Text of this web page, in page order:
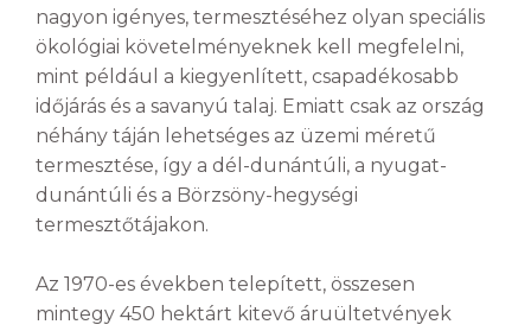
nagyon igényes, termesztéséhez olyan speciális
ökológiai követelményeknek kell megfelelni,
mint például a kiegyenlített, csapadékosabb
időjárás és a savanyú talaj. Emiatt csak az ország
néhány táján lehetséges az üzemi méretű
termesztése, így a dél-dunántúli, a nyugat-
dunántúli és a Börzsöny-hegységi
termesztőtájakon.
Az 1970-es években telepített, összesen
mintegy 450 hektárt kitevő áruültetvények